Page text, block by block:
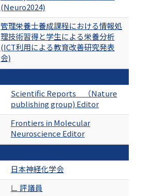
(Neuro2024)
管理栄養士養成課程における情報処
理技術習得と学生による栄養分析
(ICT利用による教育改善研究発表
会)
Scientific Reports （Nature
publishing group) Editor
Frontiers in Molecular
Neuroscience Editor
日本神経化学会
∟ 評議員